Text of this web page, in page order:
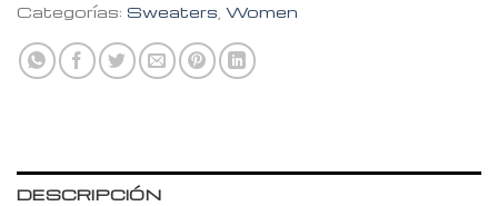
Categorías: Sweaters Women
DESCRIPCIÓN